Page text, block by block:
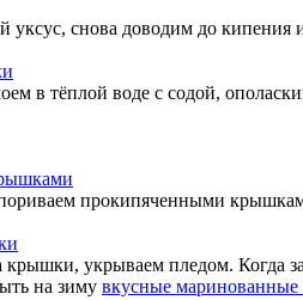
уксус, снова доводим до
в тёплой воде с содой,
прокипяченными
крышки, укрываем пледом. Когда
на зиму вкусные маринованные